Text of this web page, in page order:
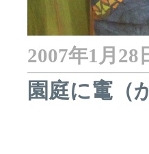
2007年1月28
園庭に竃（